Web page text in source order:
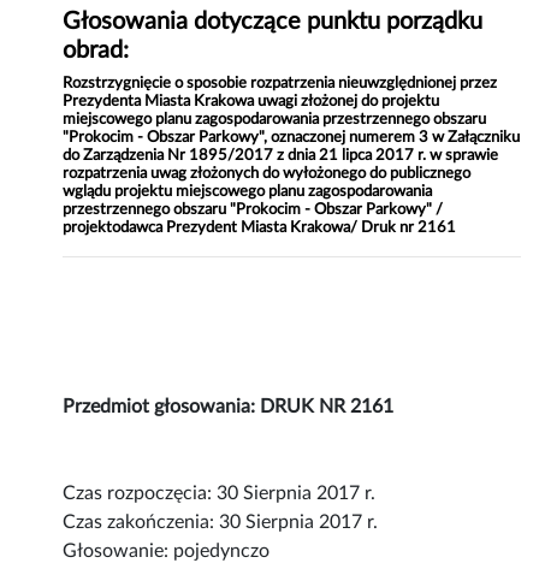
Głosowania dotyczące punktu porządku
obrad:
Rozstrzygnięcie o sposobie rozpatrzenia nieuwzględnionej przez
Prezydenta Miasta Krakowa uwagi złożonej do projektu
miejscowego planu zagospodarowania przestrzennego obszaru
"Prokocim - Obszar Parkowy", oznaczonej numerem 3 w Załączniku
do Zarządzenia Nr 1895/2017 z dnia 21 lipca 2017 r. w sprawie
rozpatrzenia uwag złożonych do wyłożonego do publicznego
wglądu projektu miejscowego planu zagospodarowania
przestrzennego obszaru "Prokocim - Obszar Parkowy" /
projektodawca Prezydent Miasta Krakowa/ Druk nr 2161
Przedmiot głosowania: DRUK NR 2161
Czas rozpoczęcia: 30 Sierpnia 2017 r.
Czas zakończenia: 30 Sierpnia 2017 r.
Głosowanie: pojedynczo